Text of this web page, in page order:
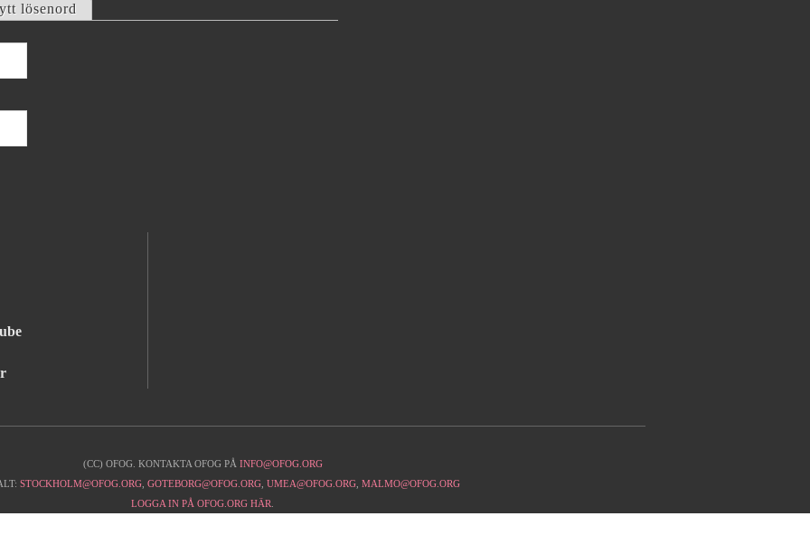
lösenord
(CC) OFOG. KONTAKTA OFOG PÅ INFO@OFOG.ORG
STOCKHOLM@OFOG.ORG, GOTEBORG@OFOG.ORG, UMEA@OFOG.ORG, MALMO@OFOG.ORG
LOGGA IN PÅ OFOG.ORG HÄR